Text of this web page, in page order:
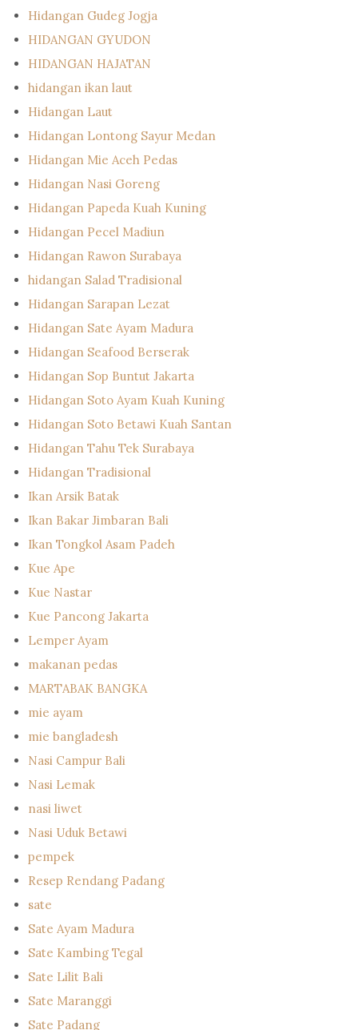
Hidangan Gudeg Jogja
HIDANGAN GYUDON
HIDANGAN HAJATAN
hidangan ikan laut
Hidangan Laut
Hidangan Lontong Sayur Medan
Hidangan Mie Aceh Pedas
Hidangan Nasi Goreng
Hidangan Papeda Kuah Kuning
Hidangan Pecel Madiun
Hidangan Rawon Surabaya
hidangan Salad Tradisional
Hidangan Sarapan Lezat
Hidangan Sate Ayam Madura
Hidangan Seafood Berserak
Hidangan Sop Buntut Jakarta
Hidangan Soto Ayam Kuah Kuning
Hidangan Soto Betawi Kuah Santan
Hidangan Tahu Tek Surabaya
Hidangan Tradisional
Ikan Arsik Batak
Ikan Bakar Jimbaran Bali
Ikan Tongkol Asam Padeh
Kue Ape
Kue Nastar
Kue Pancong Jakarta
Lemper Ayam
makanan pedas
MARTABAK BANGKA
mie ayam
mie bangladesh
Nasi Campur Bali
Nasi Lemak
nasi liwet
Nasi Uduk Betawi
pempek
Resep Rendang Padang
sate
Sate Ayam Madura
Sate Kambing Tegal
Sate Lilit Bali
Sate Maranggi
Sate Padang